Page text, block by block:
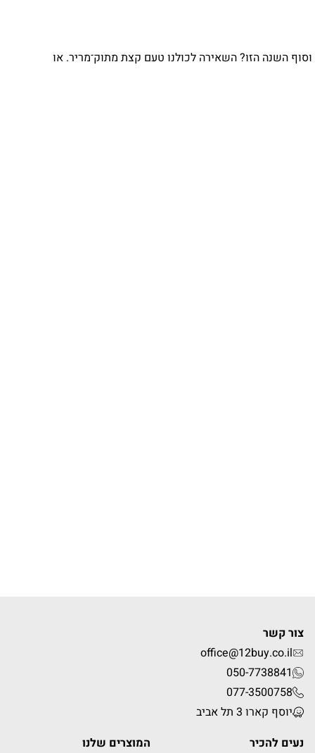
השנה הזו? השאירה לכולנו טעם קצת מתוק־מריר. או
צור קשר
office@12buy.co.il
050-7738841
077-3500758
יוסף קארו 3 תל אביב
נעים להכיר
המוצרים שלנו